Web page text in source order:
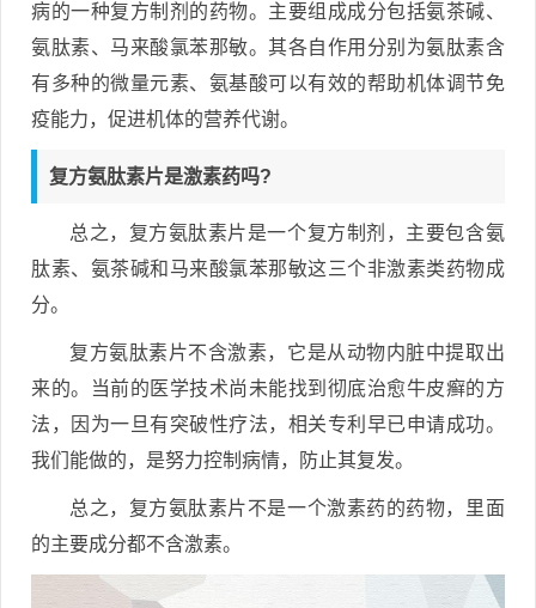
病的一种复方制剂的药物。主要组成成分包括氨茶碱、
氨肽素、马来酸氯苯那敏。其各自作用分别为氨肽素含
有多种的微量元素、氨基酸可以有效的帮助机体调节免
疫能力，促进机体的营养代谢。
复方氨肽素片是激素药吗?
总之，复方氨肽素片是一个复方制剂，主要包含氨
肽素、氨茶碱和马来酸氯苯那敏这三个非激素类药物成
分。
复方氨肽素片不含激素，它是从动物内脏中提取出
来的。当前的医学技术尚未能找到彻底治愈牛皮癣的方
法，因为一旦有突破性疗法，相关专利早已申请成功。
我们能做的，是努力控制病情，防止其复发。
总之，复方氨肽素片不是一个激素药的药物，里面
的主要成分都不含激素。